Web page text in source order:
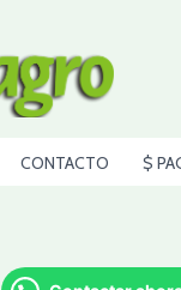
CONTACTO $